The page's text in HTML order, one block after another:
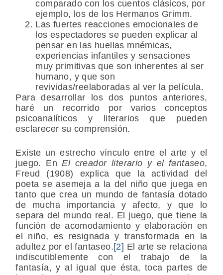
comparado con los cuentos clásicos, por
ejemplo, los de los Hermanos Grimm.
Las fuertes reacciones emocionales de
los espectadores se pueden explicar al
pensar en las huellas mnémicas,
experiencias infantiles y sensaciones
muy primitivas que son inherentes al ser
humano, y que son
revividas/reelaboradas al ver la película.
Para desarrollar los dos puntos anteriores,
haré un recorrido por varios conceptos
psicoanalíticos y literarios que pueden
esclarecer su comprensión.
Existe un estrecho vínculo entre el arte y el
juego. EnEl creador literario y el fantaseo,
Freud (1908) explica que la actividad del
poeta se asemeja a la del niño que juega en
tanto que crea un mundo de fantasía dotado
de mucha importancia y afecto, y que lo
separa del mundo real. El juego, que tiene la
función de acomodamiento y elaboración en
el niño, es resignada y transformada en la
adultez por el fantaseo.[2] El arte se relaciona
indiscutiblemente con el trabajo de la
fantasía, y al igual que ésta, toca partes de